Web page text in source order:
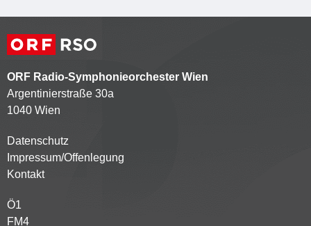
ORF Radio-Symphonieorchester Wien
Argentinierstraße 30a
1040 Wien
Kontaktmenü
Datenschutz
Impressum/Offenlegung
Kontakt
Partnersender
Ö1
FM4